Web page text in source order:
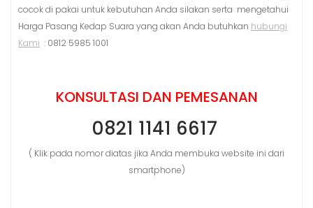
cocok di pakai untuk kebutuhan Anda silakan serta mengetahui
Harga Pasang Kedap Suara yang akan Anda butuhkan hubungi
Kami : 0812 5985 1001
KONSULTASI DAN PEMESANAN
0821 1141 6617
( Klik pada nomor diatas jika Anda membuka website ini dari
smartphone)